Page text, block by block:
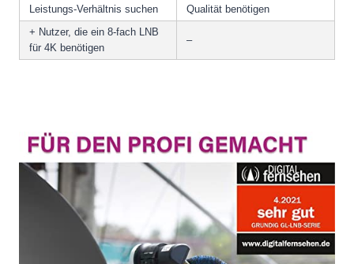
Leistungs-Verhältnis suchen
Qualität benötigen
+ Nutzer, die ein 8-fach LNB
für 4K benötigen
–